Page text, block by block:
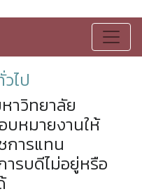
ไป
าวิทยาลัย
บหมายงานให้
การแทน
รบดีไม่อยู่หรือ